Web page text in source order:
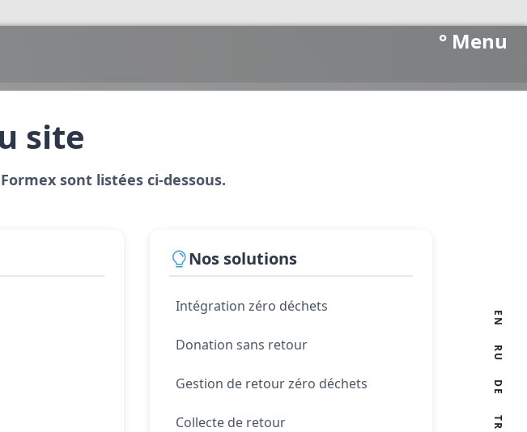
° Menu
EN
RU
DE
TR
site
sont listées ci-dessous.
Nos solutions
Intégration zéro déchets
Donation sans retour
Gestion de retour zéro déchets
Collecte de retour